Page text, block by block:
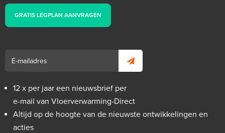
GRATIS LEGPLAN AANVRAGEN
12 x per jaar een nieuwsbrief per
e-mail van Vloerverwarming-Direct
Altijd op de hoogte van de nieuwste ontwikkelingen en
acties